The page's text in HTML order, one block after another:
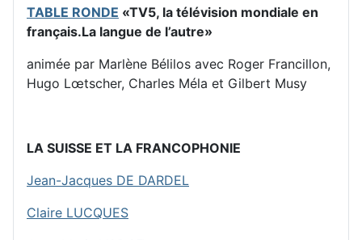
TABLE RONDE «TV5, la télévision mondiale en
français.La langue de l’autre»
animée par Marlène Bélilos avec Roger Francillon,
Hugo Lœtscher, Charles Méla et Gilbert Musy
LA SUISSE ET LA FRANCOPHONIE
Jean-Jacques DE DARDEL
Claire LUCQUES